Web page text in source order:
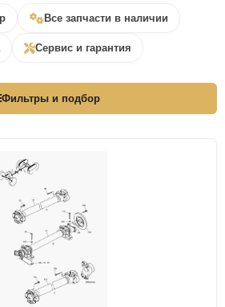
Все запчасти в наличии
Сервис и гарантия
Фильтры и подбор